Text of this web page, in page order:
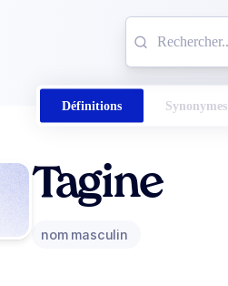
Définitions Synonymes
Tagine
nom masculin